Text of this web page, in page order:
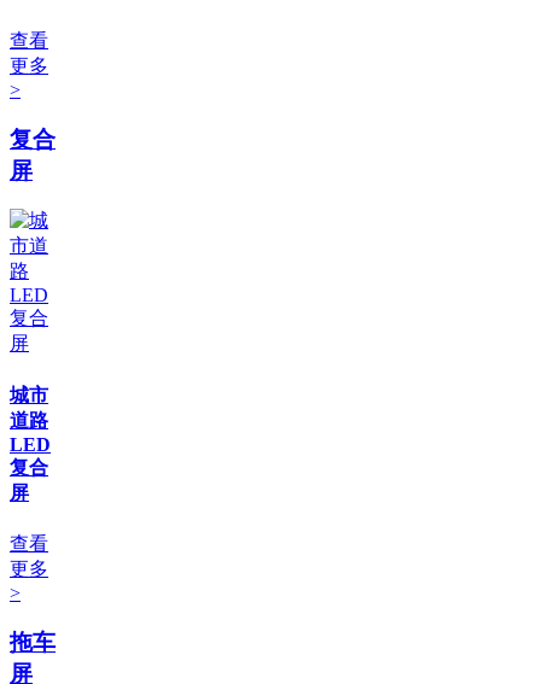
查看
更多
>
复合
屏
城市
道路
LED
复合
屏
查看
更多
>
拖车
屏